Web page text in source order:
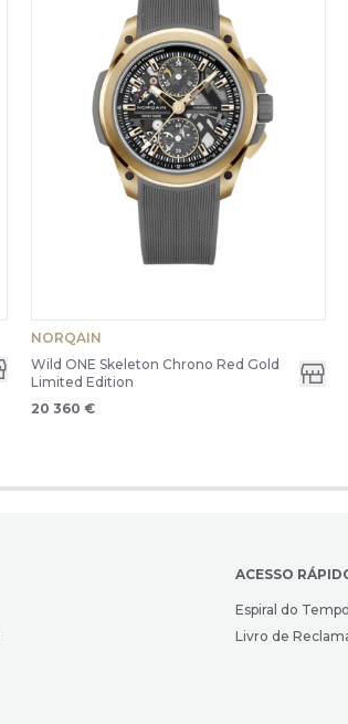
NORQAIN
Wild ONE Skeleton Chrono Red Gold
Limited Edition
20 360 €
ACESSO
Espiral do Tempo
Livro de